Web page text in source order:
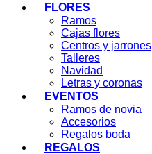
FLORES
Ramos
Cajas flores
Centros y jarrones
Talleres
Navidad
Letras y coronas
EVENTOS
Ramos de novia
Accesorios
Regalos boda
REGALOS